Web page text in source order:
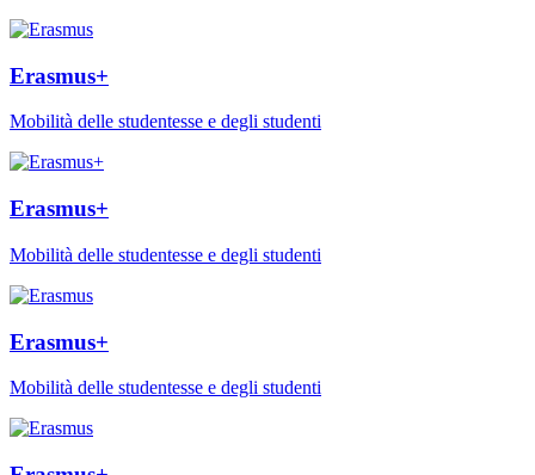
Erasmus+
Mobilità delle studentesse e degli studenti
Erasmus+
Mobilità delle studentesse e degli studenti
Erasmus+
Mobilità delle studentesse e degli studenti